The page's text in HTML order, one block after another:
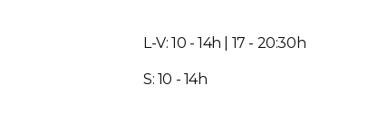
L-V: 10 - 14h | 17 - 20:30h
S: 10 - 14h